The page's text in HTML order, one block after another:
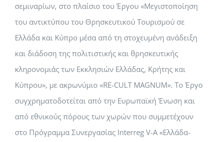
σεμιναρίων, στο πλαίσιο του Έργου «Μεγιστοποίηση
του αντικτύπου του Θρησκευτικού Τουρισμού σε
Ελλάδα και Κύπρο μέσα από τη στοχευμένη ανάδειξη
και διάδοση της πολιτιστικής και θρησκευτικής
κληρονομιάς των Εκκλησιών Ελλάδας, Κρήτης και
Κύπρου», με ακρωνύμιο «RE-CULT MAGNUM». Το Έργο
συγχρηματοδοτείται από την Ευρωπαϊκή Ένωση και
από εθνικούς πόρους των χωρών που συμμετέχουν
στο Πρόγραμμα Συνεργασίας Interreg V-Α «Ελλάδα-